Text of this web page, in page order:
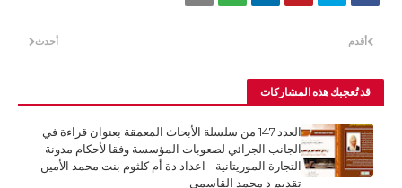
أحدث أقدم
قد تُعجبك هذه المشاركات
العدد 147 من سلسلة الأبحاث المعمقة بعنوان قراءة في
الجانب الجزائي لصعوبات المؤسسة وفقا لأحكام مدونة
التجارة الموريتانية - اعداد دة أم كلثوم بنت محمد الأمين -
تقديم د محمد القاسمي